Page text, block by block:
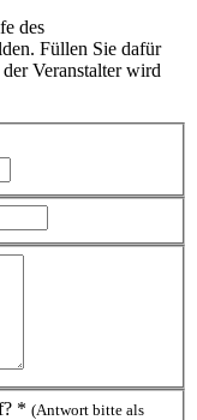
des
Füllen Sie dafür
Veranstalter wird
* (Antwort bitte als